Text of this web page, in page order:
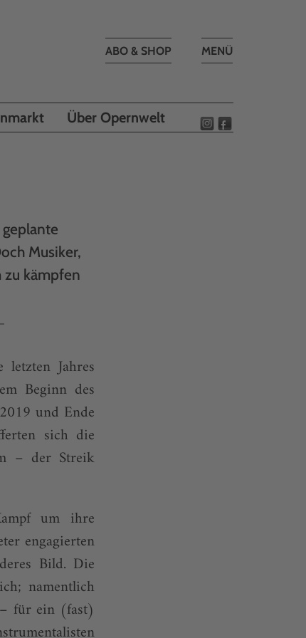
Toggle
MENÜ
ABO & SHOP
Über Opernwelt
Musiker,
zu kämpfen
Jahres
Beginn des
und Ende
sich die
– der Streik
um ihre
engagierten
Bild. Die
namentlich
für ein (fast)